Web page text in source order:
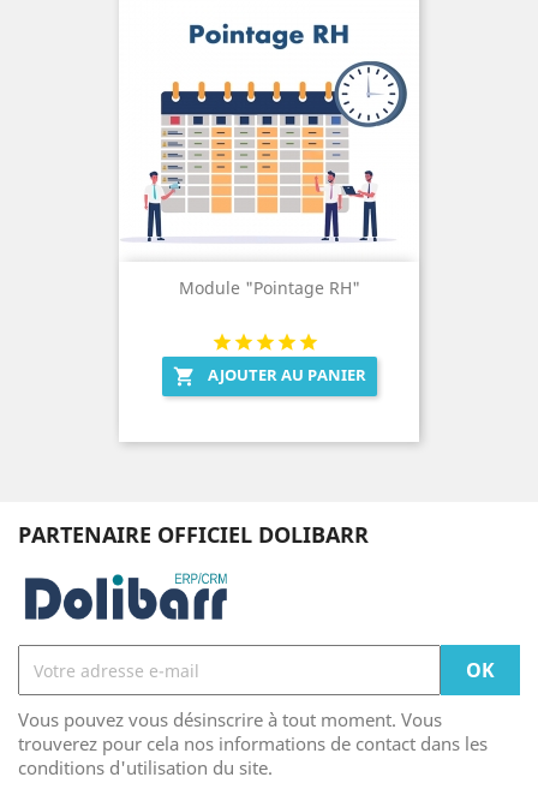
Module "Pointage RH"
 AJOUTER AU PANIER
PARTENAIRE OFFICIEL DOLIBARR
Vous pouvez vous désinscrire à tout moment. Vous
trouverez pour cela nos informations de contact dans les
conditions d'utilisation du site.